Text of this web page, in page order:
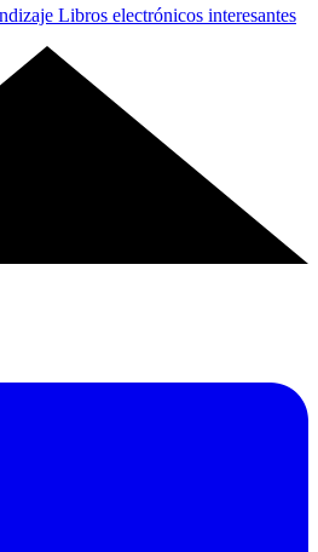
Libros electrónicos interesantes